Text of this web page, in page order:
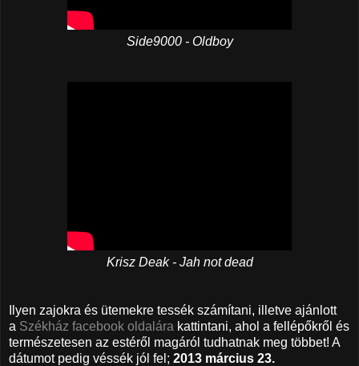
Side9000 - Oldboy
Krisz Deak - Jah not dead
Ilyen zajokra és ütemekre tessék számítani, illetve ajánlott
a Székház facebook oldalára kattintani, ahol a fellépőkről és
természetesen az estéről magáról tudhatnak meg többet! A
dátumot pedig véssék jól fel; 2013 március 23.